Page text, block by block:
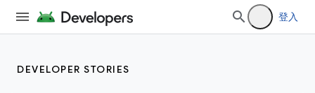
登入
DEVELOPER STORIES